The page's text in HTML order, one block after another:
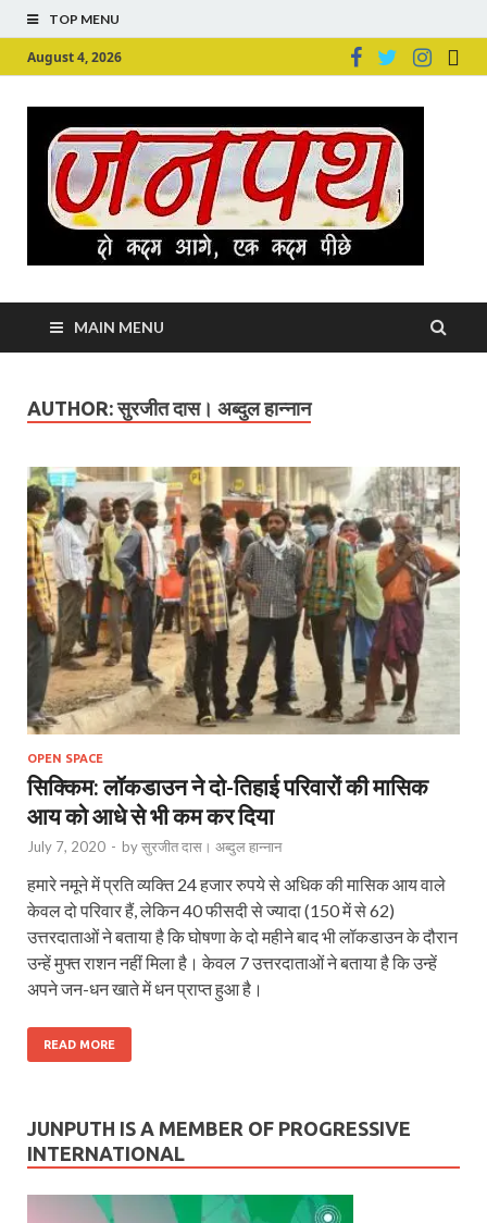
TOP MENU
August 4, 2026
MAIN MENU
AUTHOR:सुरजीत दास। अब्दुल हान्नान
OPEN SPACE
सिक्किम: लॉकडाउन ने दो-तिहाई परिवारों की मासिक
आय को आधे से भी कम कर दिया
July 7, 2020 - byसुरजीत दास। अब्दुल हान्नान
हमारे नमूने में प्रति व्यक्ति 24 हजार रुपये से अधिक की मासिक आय वाले
केवल दो परिवार हैं, लेकिन 40 फीसदी से ज्यादा (150 में से 62)
उत्तरदाताओं ने बताया है कि घोषणा के दो महीने बाद भी लॉकडाउन के दौरान
उन्हें मुफ्त राशन नहीं मिला है। केवल 7 उत्तरदाताओं ने बताया है कि उन्हें
अपने जन-धन खाते में धन प्राप्त हुआ है।
READ MORE
JUNPUTH IS A MEMBER OF PROGRESSIVE
INTERNATIONAL